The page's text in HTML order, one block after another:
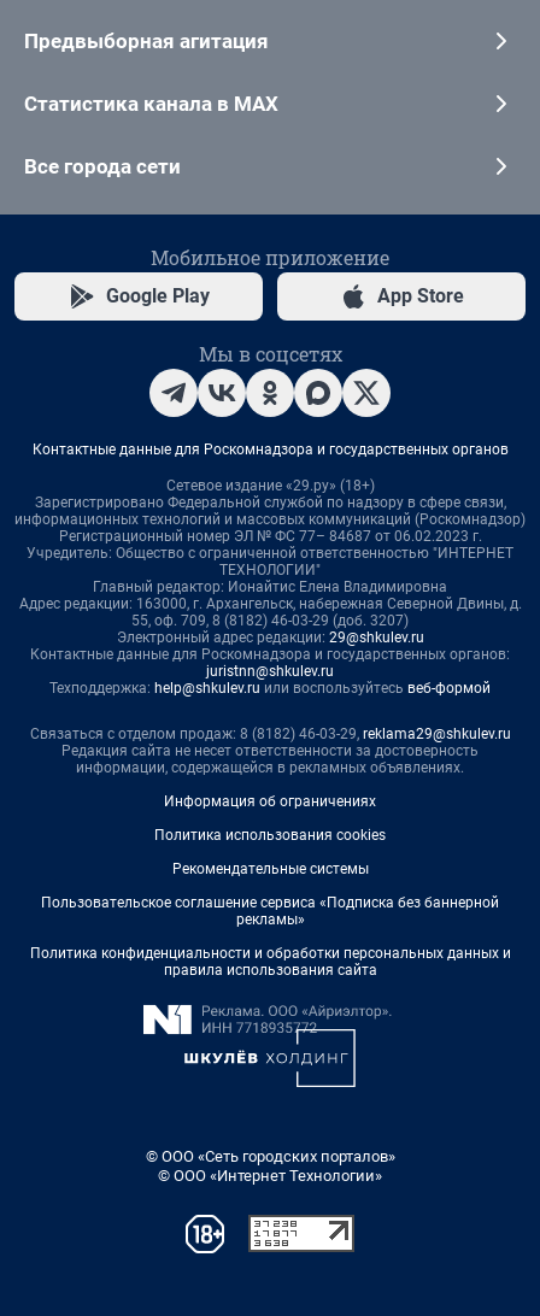
Предвыборная агитация
Статистика канала в MAX
Все города сети
Мобильное приложение
Google Play App Store
Мы в соцсетях
Контактные данные для Роскомнадзора и государственных органов
Сетевое издание «29.ру» (18+)
Зарегистрировано Федеральной службой по надзору в сфере связи,
информационных технологий и массовых коммуникаций (Роскомнадзор)
Регистрационный номер ЭЛ № ФС 77– 84687 от 06.02.2023 г.
Учредитель: Общество с ограниченной ответственностью "ИНТЕРНЕТ
ТЕХНОЛОГИИ"
Главный редактор: Ионайтис Елена Владимировна
Адрес редакции: 163000, г. Архангельск, набережная Северной Двины, д.
55, оф. 709, 8 (8182) 46-03-29 (доб. 3207)
Электронный адрес редакции: 29@shkulev.ru
Контактные данные для Роскомнадзора и государственных органов:
juristnn@shkulev.ru
Техподдержка: help@shkulev.ru или воспользуйтесь веб-формой
Связаться с отделом продаж: 8 (8182) 46-03-29, reklama29@shkulev.ru
Редакция сайта не несет ответственности за достоверность
информации, содержащейся в рекламных объявлениях.
Информация об ограничениях
Политика использования cookies
Рекомендательные системы
Пользовательское соглашение сервиса «Подписка без баннерной
рекламы»
Политика конфиденциальности и обработки персональных данных и
правила использования сайта
© ООО «Сеть городских порталов»
© ООО «Интернет Технологии»